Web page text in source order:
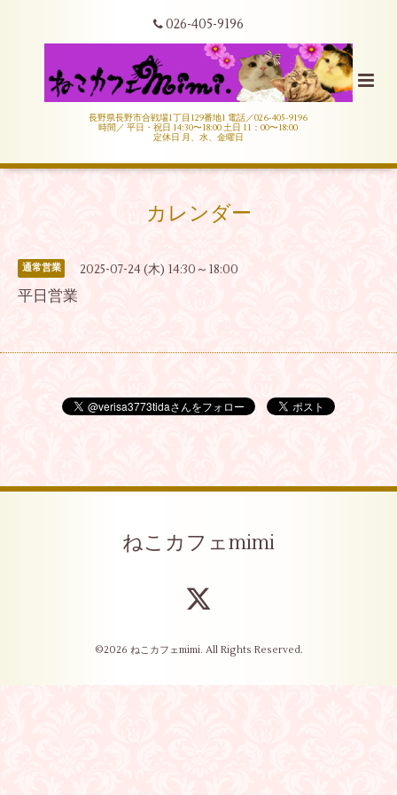
026-405-9196
長野県長野市合戦場1丁目129番地1 電話／026-405-9196
時間／ 平日・祝日 14:30〜18:00 土日 11：00〜18:00
定休日 月、水、金曜日
カレンダー
通常営業 2025-07-24 (木) 14:30～18:00
平日営業
ねこカフェmimi
©2026 ねこカフェmimi. All Rights Reserved.